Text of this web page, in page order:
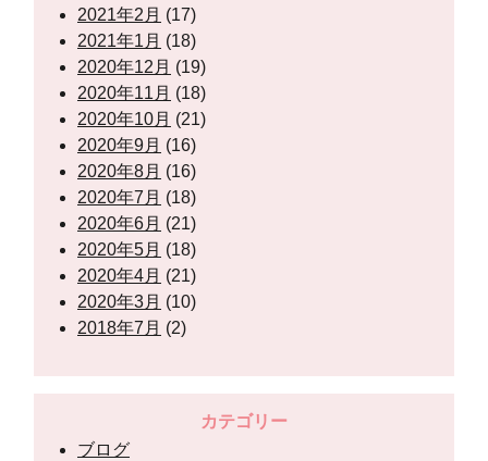
2021年2月 (17)
2021年1月 (18)
2020年12月 (19)
2020年11月 (18)
2020年10月 (21)
2020年9月 (16)
2020年8月 (16)
2020年7月 (18)
2020年6月 (21)
2020年5月 (18)
2020年4月 (21)
2020年3月 (10)
2018年7月 (2)
カテゴリー
ブログ